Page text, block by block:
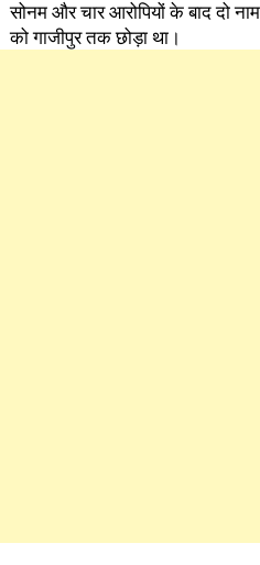
सोनम और चार आरोपियों के बाद दो
को गाजीपुर तक छोड़ा था।